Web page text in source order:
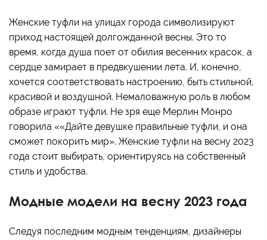
Женские туфли на улицах города символизируют
приход настоящей долгожданной весны. Это то
время, когда душа поет от обилия весенних красок, а
сердце замирает в предвкушении лета. И, конечно,
хочется соответствовать настроению, быть стильной,
красивой и воздушной. Немаловажную роль в любом
образе играют туфли. Не зря еще Мерлин Монро
говорила ««Дайте девушке правильные туфли, и она
сможет покорить мир». Женские туфли на весну 2023
года стоит выбирать, ориентируясь на собственный
стиль и удобства.
Модные модели на весну 2023 года
Следуя последним модным тенденциям, дизайнеры